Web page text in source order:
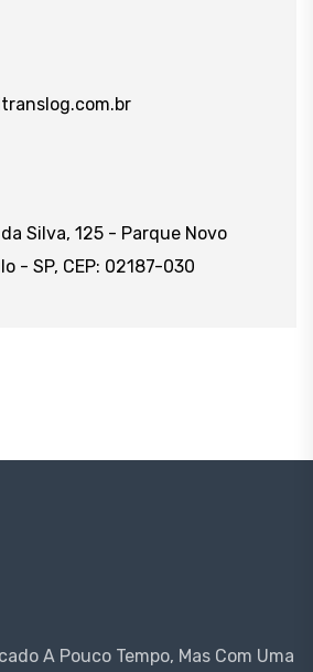
Silva, 125 - Parque Novo
- SP, CEP: 02187-030
A Pouco Tempo, Mas Com Uma